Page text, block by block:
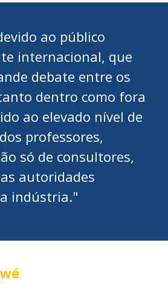
ao público
internacional, que
debate entre os
dentro como fora
ao elevado nível de
professores,
só de consultores,
autoridades
indústria."